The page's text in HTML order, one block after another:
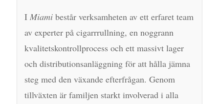
I Miamibestår verksamheten av ett erfaret team
av experter på cigarrrullning, en noggrann
kvalitetskontrollprocess och ett massivt lager
och distributionsanläggning för att hålla jämna
steg med den växande efterfrågan. Genom
tillväxten är familjen starkt involverad i alla